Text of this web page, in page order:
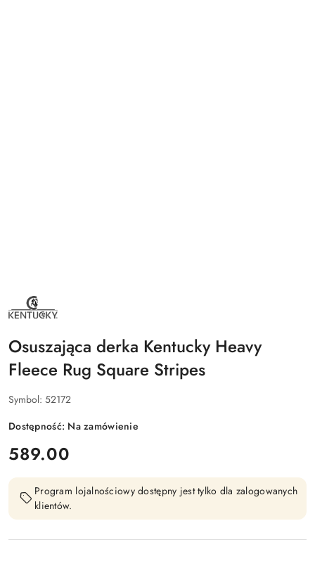
NAZWA
PRODUCENTA:
KENTUCKY
Osuszająca derka Kentucky Heavy
Fleece Rug Square Stripes
Symbol: 52172
Dostępność: Na zamówienie
cena:
589.00
Program lojalnościowy dostępny jest tylko dla zalogowanych
klientów.